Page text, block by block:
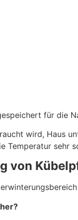
für die
wird, Haus
Temperatur sehr
von